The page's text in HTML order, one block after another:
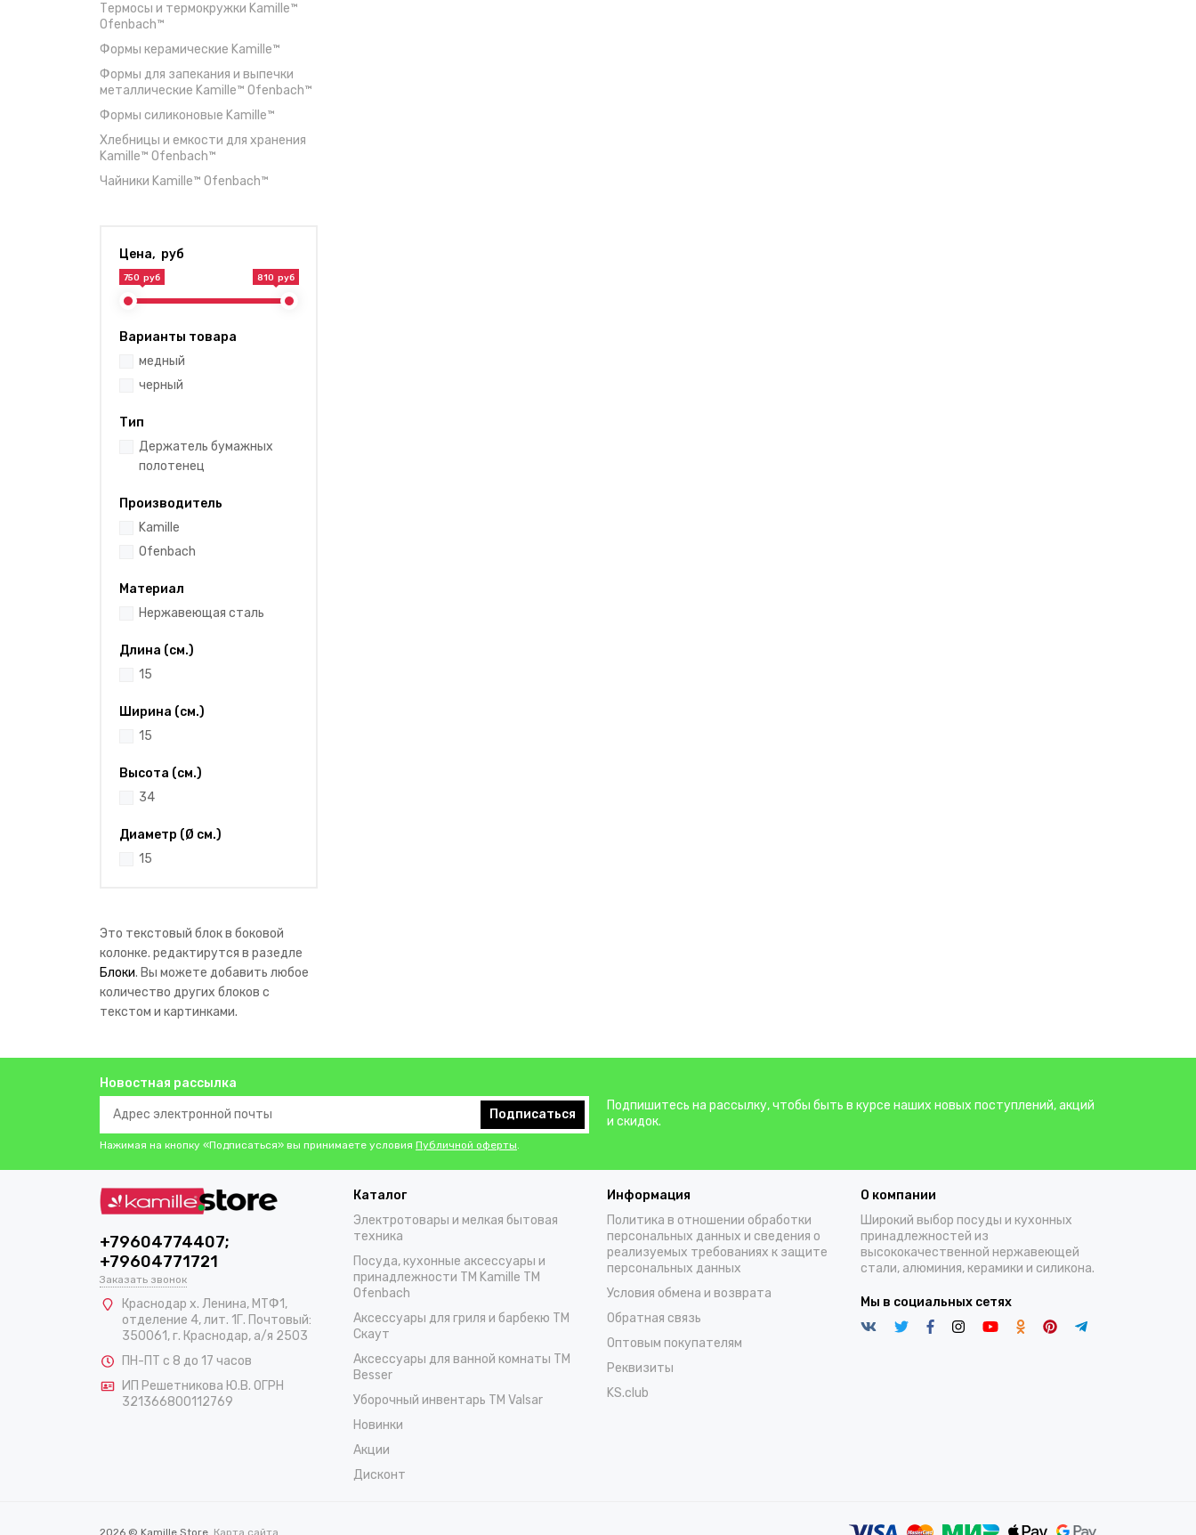
Термосы и термокружки Kamille™
Ofenbach™
Формы керамические Kamille™
Формы для запекания и выпечки
металлические Kamille™ Ofenbach™
Формы силиконовые Kamille™
Хлебницы и емкости для хранения
Kamille™ Ofenbach™
Чайники Kamille™ Ofenbach™
Цена, руб
750 руб 810 руб
Варианты товара
медный
черный
Тип
Держатель бумажных
полотенец
Производитель
Kamille
Ofenbach
Материал
Нержавеющая сталь
Длина (см.)
15
Ширина (см.)
15
Высота (см.)
34
Диаметр (Ø см.)
15
Это текстовый блок в боковой
колонке. редактирутся в разедле
Блоки. Вы можете добавить любое
количество других блоков с
текстом и картинками.
Новостная рассылка
Подписаться
Нажимая на кнопку «Подписаться» вы принимаете условия Публичной оферты.
Подпишитесь на рассылку, чтобы быть в курсе наших новых поступлений, акций
и скидок.
+79604774407;
+79604771721
Заказать звонок
Краснодар х. Ленина, МТФ1,
отделение 4, лит. 1Г. Почтовый:
350061, г. Краснодар, а/я 2503
ПН-ПТ с 8 до 17 часов
ИП Решетникова Ю.В. ОГРН
321366800112769
Каталог
Электротовары и мелкая бытовая
техника
Посуда, кухонные аксессуары и
принадлежности TM Kamille TM
Ofenbach
Аксессуары для гриля и барбекю TM
Скаут
Аксессуары для ванной комнаты TM
Besser
Уборочный инвентарь TM Valsar
Новинки
Акции
Дисконт
Информация
Политика в отношении обработки
персональных данных и сведения о
реализуемых требованиях к защите
персональных данных
Условия обмена и возврата
Обратная связь
Оптовым покупателям
Реквизиты
KS.club
О компании
Широкий выбор посуды и кухонных
принадлежностей из
высококачественной нержавеющей
стали, алюминия, керамики и силикона.
Мы в социальных сетях
2026 © Kamille.Store. Карта сайта